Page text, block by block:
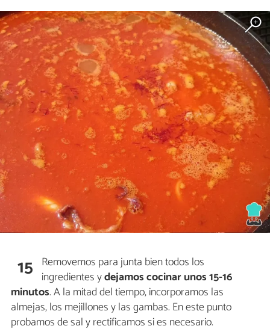
15 Removemos para junta bien todos los
ingredientes ydejamos cocinar unos 15-16
minutos. A la mitad del tiempo, incorporamos las
almejas, los mejillones y las gambas. En este punto
probamos de sal y rectificamos si es necesario.